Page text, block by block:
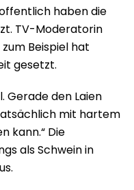
haben die
TV-Moderatorin
Beispiel hat
gesetzt.
Gerade den Laien
mit hartem
kann.“ Die
als Schwein in